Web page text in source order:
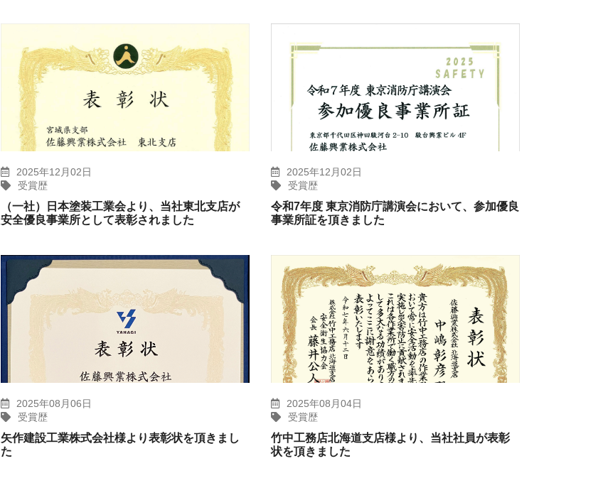
2025年12月02日
受賞歴
（一社）日本塗装工業会より、当社東北支店が
安全優良事業所として表彰されました
2025年12月02日
受賞歴
令和7年度 東京消防庁講演会において、参加優良
事業所証を頂きました
2025年08月06日
受賞歴
矢作建設工業株式会社様より表彰状を頂きまし
た
2025年08月04日
受賞歴
竹中工務店北海道支店様より、当社社員が表彰
状を頂きました